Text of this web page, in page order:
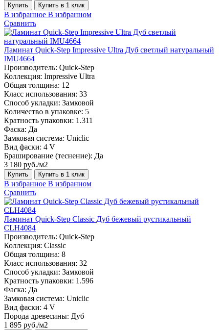
Купить Купить в 1 клик
В избранное В избранном
Сравнить
Ламинат Quick-Step Impressive Ultra Дуб светлый натуральный
IMU4664
Производитель: Quick-Step
Коллекция: Impressive Ultra
Общая толщина: 12
Класс использования: 33
Способ укладки: Замковой
Количество в упаковке: 5
Кратность упаковки: 1.311
Фаска: Да
Замковая система: Uniclic
Вид фаски: 4 V
Браширование (теснение): Да
3 180 руб./м2
Купить Купить в 1 клик
В избранное В избранном
Сравнить
Ламинат Quick-Step Classic Дуб бежевый рустикальный
CLH4084
Производитель: Quick-Step
Коллекция: Classic
Общая толщина: 8
Класс использования: 32
Способ укладки: Замковой
Кратность упаковки: 1.596
Фаска: Да
Замковая система: Uniclic
Вид фаски: 4 V
Порода древесины: Дуб
1 895 руб./м2